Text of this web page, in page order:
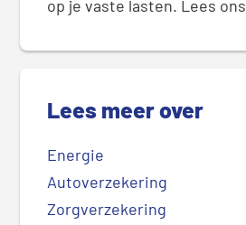
op je vaste lasten. Lees ons
Lees meer over
Energie
Autoverzekering
Zorgverzekering